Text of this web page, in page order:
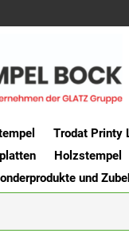
Trodat Printy
Holzstempel
und